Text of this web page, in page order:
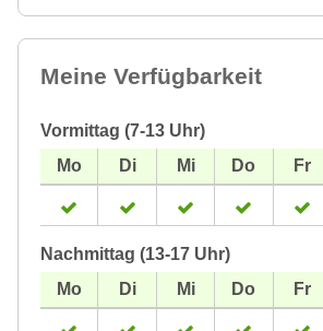
Meine Verfügbarkeit
Vormittag (7-13 Uhr)
Nachmittag (13-17 Uhr)